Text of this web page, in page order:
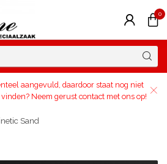
0
aangevuld, daardoor staat nog niet
Neem gerust contact met ons op!
Sand